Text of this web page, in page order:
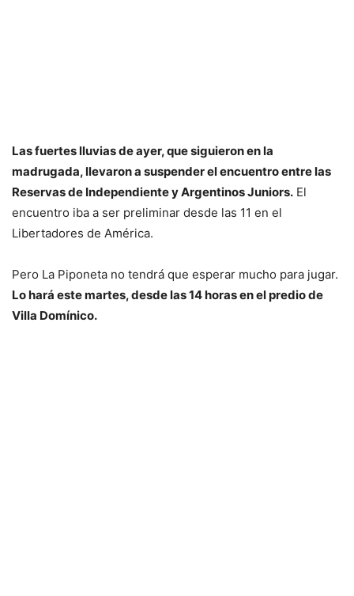
Las fuertes lluvias de ayer, que siguieron en la
madrugada, llevaron a suspender el encuentro entre las
Reservas de Independiente y Argentinos Juniors. El
encuentro iba a ser preliminar desde las 11 en el
Libertadores de América.
Pero La Piponeta no tendrá que esperar mucho para jugar.
Lo hará este martes, desde las 14 horas en el predio de
Villa Domínico.